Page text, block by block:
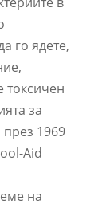
го ядете,
токсичен
за
през 1969
Aid
на